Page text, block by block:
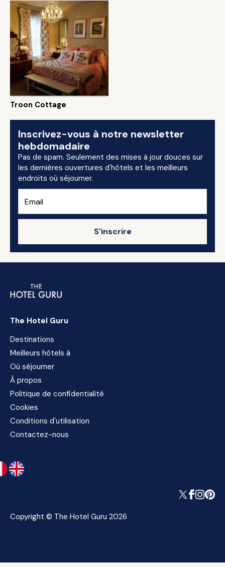
Troon Cottage
Inscrivez-vous à notre newsletter
hebdomadaire
Pas de spam. Seulement des mises à jour douces sur
les dernières ouvertures d'hôtels et les meilleurs
endroits où séjourner.
S'inscrire
The Hotel Guru
Destinations
Meilleurs hôtels à
Où séjourner
À propos
Politique de confidentialité
Cookies
Conditions d'utilisation
Contactez-nous
Copyright © The Hotel Guru 2026